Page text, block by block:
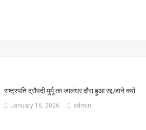
राष्ट्रपति द्रौपदी मुर्मू का जालंधर दौरा हुआ रद्द,जाने क्यों
January 16, 2026 admin